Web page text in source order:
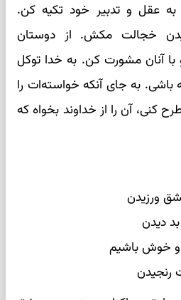
عقل و تدبیر خود تکیه کن.
خجالت مکش. از دوستان
آنان مشورت کن. به خدا توکل
به جای آنکه خواسته‌ات را
آن را از خداوند بخواه که
ورزیدن
دیدن
و خوش باشیم
رنجیدن